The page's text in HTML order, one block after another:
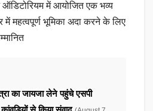
में आयोजित एक भव्य
में महत्वपूर्ण भूमिका अदा करने के लिए
का जायजा लेने पहुंचे एसपी